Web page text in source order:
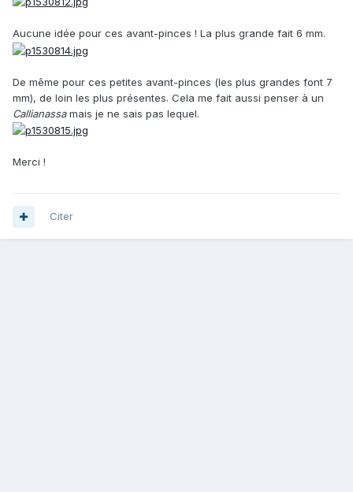
Aucune idée pour ces avant-pinces ! La plus grande fait 6 mm.
De même pour ces petites avant-pinces (les plus grandes font 7
mm), de loin les plus présentes. Cela me fait aussi penser à un
Callianassamais je ne sais pas lequel.
Merci !
Citer